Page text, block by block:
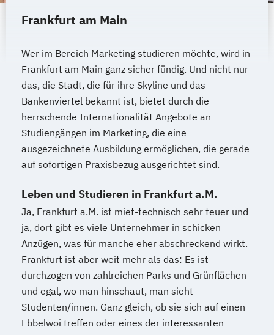
Frankfurt am Main
Wer im Bereich Marketing studieren möchte, wird in
Frankfurt am Main ganz sicher fündig. Und nicht nur
das, die Stadt, die für ihre Skyline und das
Bankenviertel bekannt ist, bietet durch die
herrschende Internationalität Angebote an
Studiengängen im Marketing, die eine
ausgezeichnete Ausbildung ermöglichen, die gerade
auf sofortigen Praxisbezug ausgerichtet sind.
Leben und Studieren in Frankfurt a.M.
Ja, Frankfurt a.M. ist miet-technisch sehr teuer und
ja, dort gibt es viele Unternehmer in schicken
Anzügen, was für manche eher abschreckend wirkt.
Frankfurt ist aber weit mehr als das: Es ist
durchzogen von zahlreichen Parks und Grünflächen
und egal, wo man hinschaut, man sieht
Studenten/innen. Ganz gleich, ob sie sich auf einen
Ebbelwoi treffen oder eines der interessanten